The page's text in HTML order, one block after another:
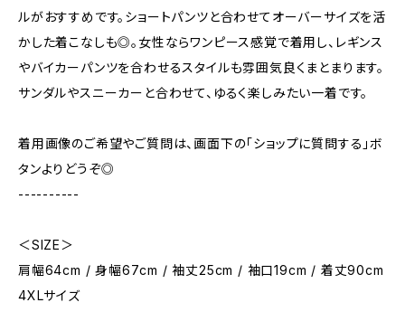
ルがおすすめです。ショートパンツと合わせてオーバーサイズを活
かした着こなしも◎。女性ならワンピース感覚で着用し、レギンス
やバイカーパンツを合わせるスタイルも雰囲気良くまとまります。
サンダルやスニーカーと合わせて、ゆるく楽しみたい一着です。
着用画像のご希望やご質問は、画面下の「ショップに質問する」ボ
タンよりどうぞ◎
----------
＜SIZE＞
肩幅64cm / 身幅67cm / 袖丈25cm / 袖口19cm / 着丈90cm
4XLサイズ